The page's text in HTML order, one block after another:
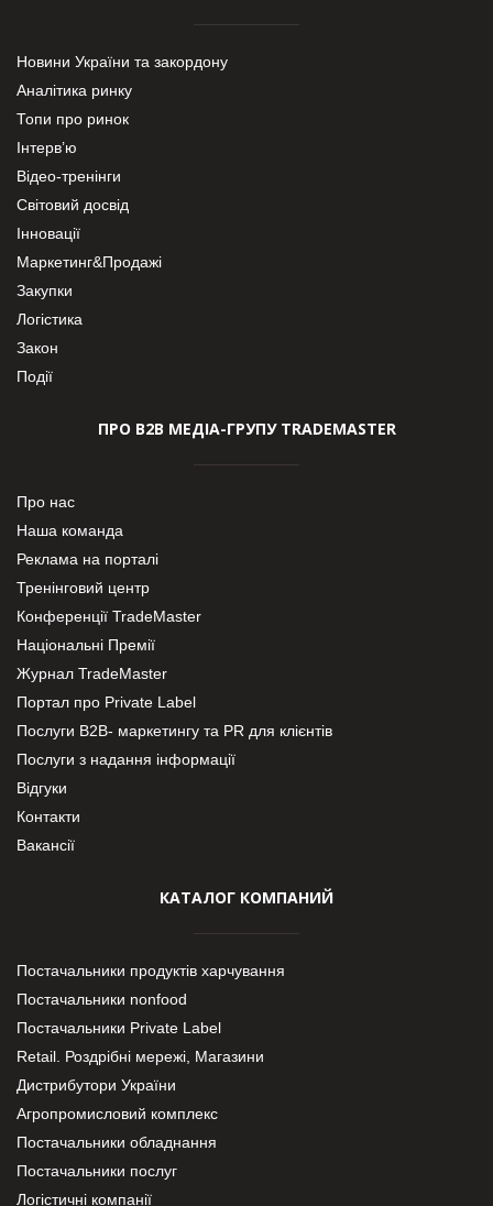
Новини України та закордону
Аналітика ринку
Топи про ринок
Інтерв’ю
Відео-тренінги
Світовий досвід
Інновації
Маркетинг&Продажі
Закупки
Логістика
Закон
Події
ПРО В2В МЕДІА-ГРУПУ TRADEMASTER
Про нас
Наша команда
Реклама на порталі
Тренінговий центр
Конференції TradeMaster
Національні Премії
Журнал TradeMaster
Портал про Private Label
Послуги В2В- маркетингу та PR для клієнтів
Послуги з надання інформації
Відгуки
Контакти
Вакансії
КАТАЛОГ КОМПАНИЙ
Постачальники продуктів харчування
Постачальники nonfood
Постачальники Private Label
Retail. Роздрібні мережі, Магазини
Дистрибутори України
Агропромисловий комплекс
Постачальники обладнання
Постачальники послуг
Логістичні компанії